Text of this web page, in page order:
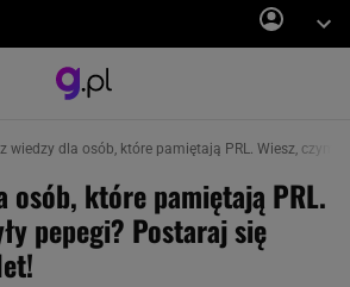
wiedzy dla osób, które pamiętają PRL. Wiesz, czym
osób, które pamiętają PRL.
pepegi? Postaraj się